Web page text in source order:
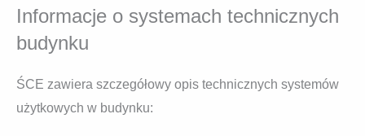
Informacje o systemach technicznych
budynku
ŚCE zawiera szczegółowy opis technicznych systemów
użytkowych w budynku: